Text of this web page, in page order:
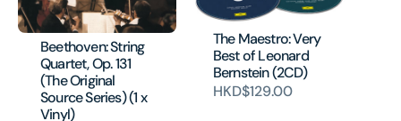
Beethoven: String
Quartet, Op. 131
(The Original
Source Series) (1 x
Vinyl)
The Maestro: Very
Best of Leonard
Bernstein (2CD)
HKD$129.00